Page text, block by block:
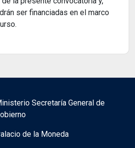
ser financiadas en el marco
Secretaría General de
de la Moneda